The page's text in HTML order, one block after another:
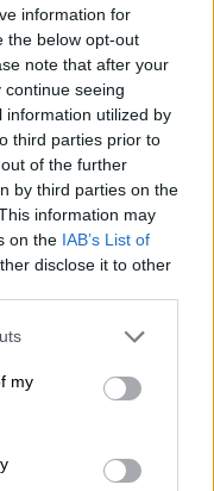
information for
the below opt-out
note that after your
seeing
information utilized by
third parties prior to
of the further
by third parties on the
information may
on the IAB’s List of
disclose it to other
one or more Google
You may click to
third-party tags to
in below Google
my
πράσινο
- Η ουσία
ξανά το
και πάλι χρώμα